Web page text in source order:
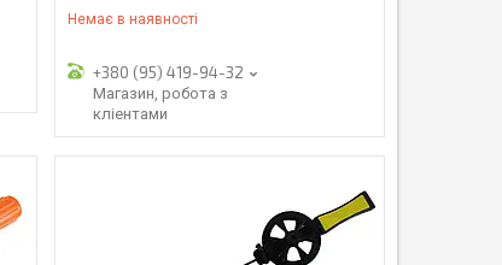
Немає в наявності
+380 (95) 419-94-32
Магазин, робота з
кліентами